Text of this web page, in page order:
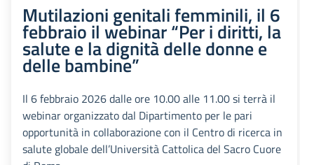
Mutilazioni genitali femminili, il 6
febbraio il webinar “Per i diritti, la
salute e la dignità delle donne e
delle bambine”
Il 6 febbraio 2026 dalle ore 10.00 alle 11.00 si terrà il
webinar organizzato dal Dipartimento per le pari
opportunità in collaborazione con il Centro di ricerca in
salute globale dell’Università Cattolica del Sacro Cuore